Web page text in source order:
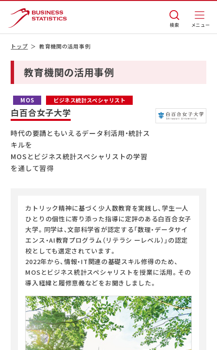
検索
トップ 教育機関の活用事例
教育機関の活用事例
MOS ビジネス統計スペシャリスト
白百合女子大学
時代の要請ともいえるデータ利活用・統計ス
キルを
MOSとビジネス統計スペシャリストの学習
を通して習得
カトリック精神に基づく少人数教育を実践し、学生一人
ひとりの個性に寄り添った指導に定評のある白百合女子
大学。同学は、文部科学省が認定する「数理・データサイ
エンス・AI教育プログラム（リテラシ ーレベル）」の認定
校としても選定されています。
2022年から、情報・IT関連の基礎スキル修得のため、
MOSとビジネス統計スペシャリストを授業に活用。その
導入経緯と履修意義などをお聞きしました。